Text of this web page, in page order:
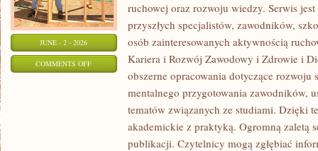
JUNE - 2 - 2026
COMMENTS OFFON
CIEKAWOSTKI
ruchowej oraz rozwoju wiedzy. Serwis
przyszłych specjalistów, zawodników,
osób zainteresowanych aktywnością
Kariera i Rozwój Zawodowy i Zdrowie i
obszerne opracowania dotyczące rozwoju
mentalnego przygotowania zawodników,
tematów związanych ze studiami. Dzięki
akademickie z praktyką. Ogromną zaletą
publikacji. Czytelnicy mogą zgłębiać